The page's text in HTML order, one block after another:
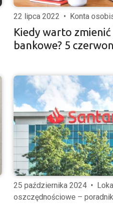
22 lipca 2022 • Konta
Kiedy warto
bankowe? 5
25 października 2024 •
oszczędnościowe –